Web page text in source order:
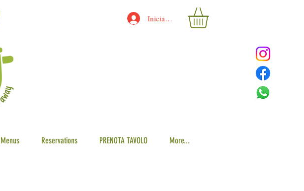
Iniciar sesión
Menus Reservations PRENOTA TAVOLO More...